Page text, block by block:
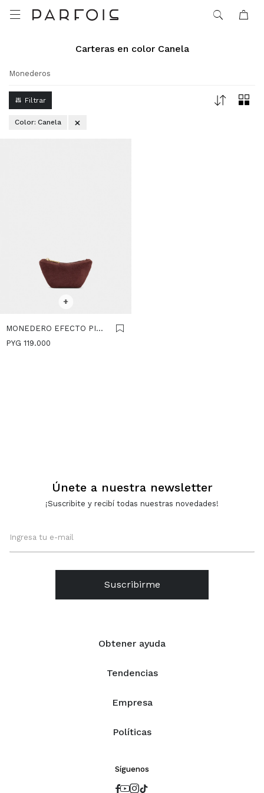

Carteras en color Canela
Monederos
Color: Canela
+
MONEDERO EFECTO PIEL
- CANELA
PYG 119.000
Obtener ayuda
Tendencias
Empresa
Políticas
Únete a nuestra newsletter
¡Suscribite y recibí todas nuestras novedades!
Suscribirme
Síguenos
